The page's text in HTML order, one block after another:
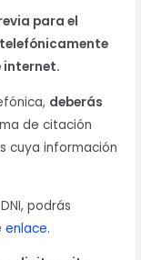
para el
internet.
deberás
de citación
cuya información
podrás
enlace.